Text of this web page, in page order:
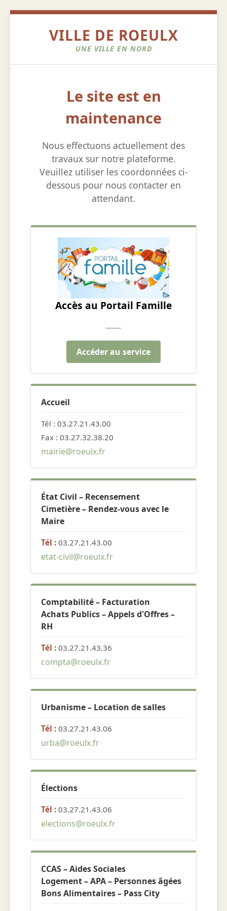
VILLE DE ROEULX
UNE VILLE EN NORD
Le site est en
maintenance
Nous effectuons actuellement des
travaux sur notre plateforme.
Veuillez utiliser les coordonnées ci-
dessous pour nous contacter en
attendant.
Accès au Portail Famille
------
Accéder au service
Accueil
Tél : 03.27.21.43.00
Fax : 03.27.32.38.20
mairie@roeulx.fr
État Civil – Recensement
Cimetière – Rendez-vous avec le
Maire
Tél : 03.27.21.43.00
etat-civil@roeulx.fr
Comptabilité – Facturation
Achats Publics – Appels d'Offres –
RH
Tél : 03.27.21.43.36
compta@roeulx.fr
Urbanisme – Location de salles
Tél : 03.27.21.43.06
urba@roeulx.fr
Élections
Tél : 03.27.21.43.06
elections@roeulx.fr
CCAS – Aides Sociales
Logement – APA – Personnes âgées
Bons Alimentaires – Pass City